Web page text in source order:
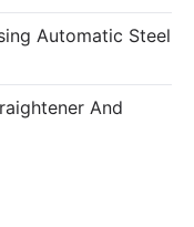
Automatic Steel
And